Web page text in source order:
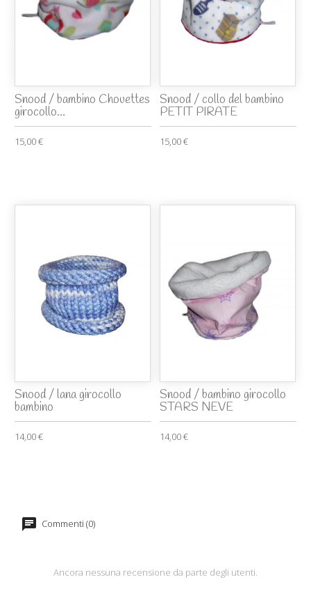
Snood / bambino Chouettes
girocollo...
15,00 €
Snood / collo del bambino
PETIT PIRATE
15,00 €
Snood / lana girocollo
bambino
14,00 €
Snood / bambino girocollo
STARS NEVE
14,00 €
Commenti (0)
Ancora nessuna recensione da parte degli utenti.